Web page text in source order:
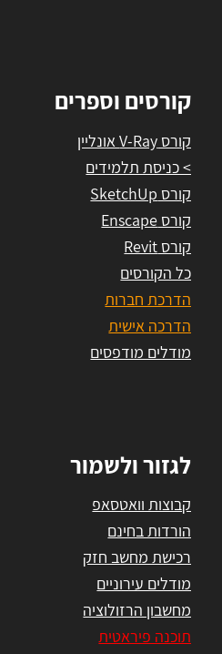
קורסים וספרים
קורס V-Ray אונליין
> כניסת תלמידים
קורס SketchUp
קורס Enscape
קורס Revit
כל הקורסים
הדרכת חברות
הדרכה אישית
מודלים מודפסים
לגזור ולשמור
קבוצות וואטסאפ
הורדות בחינם
רכישת מחשב חזק
מודלים עירוניים
מחשבון הרזולוציה
תוכנה פיראטית